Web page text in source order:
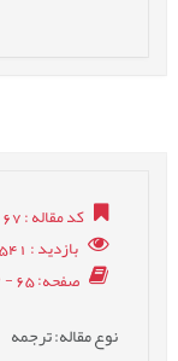
کد مقاله: 20200513167
بازدید: 27541
صفحه: 65 - 82
نوع مقاله: ترجمه